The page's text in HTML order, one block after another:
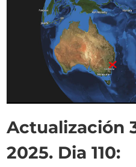
Actualización
2025. Dia 110: